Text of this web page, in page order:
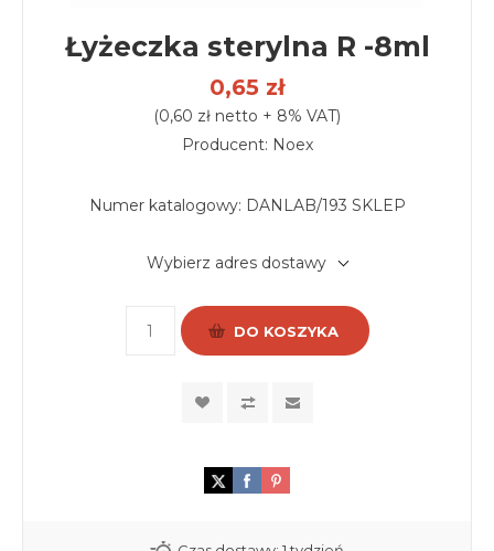
Łyżeczka sterylna R -8ml
0,65 zł
(0,60 zł netto + 8% VAT)
Producent: Noex
Numer katalogowy: DANLAB/193 SKLEP
Wybierz adres dostawy
DO KOSZYKA